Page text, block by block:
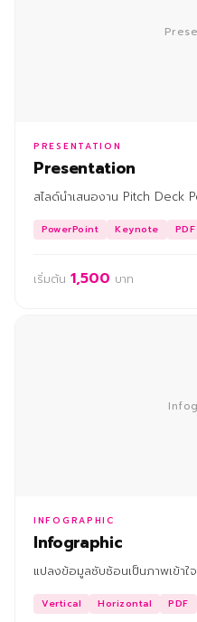
PRESENTATION
Presentation
สไลด์นำเสนองาน Pitch
PowerPoint Keynote PDF
เริ่มต้น 1,500 บาท
INFOGRAPHIC
Infographic
แปลงข้อมูลซับซ้อนเป็นภาพเข้าใ
Vertical Horizontal PDF